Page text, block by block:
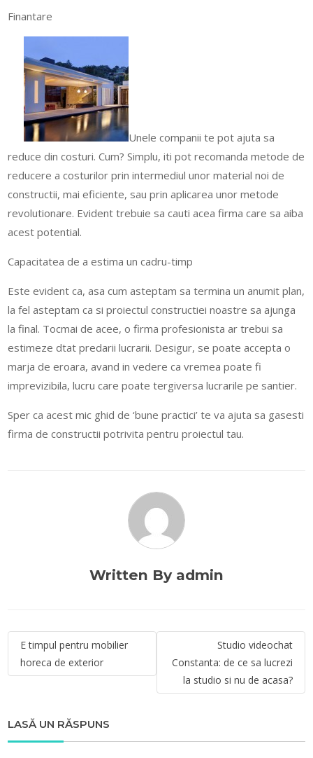
Finantare
Unele companii te pot ajuta sa
reduce din costuri. Cum? Simplu, iti pot recomanda metode de
reducere a costurilor prin intermediul unor material noi de
constructii, mai eficiente, sau prin aplicarea unor metode
revolutionare. Evident trebuie sa cauti acea firma care sa aiba
acest potential.
Capacitatea de a estima un cadru-timp
Este evident ca, asa cum asteptam sa termina un anumit plan,
la fel asteptam ca si proiectul constructiei noastre sa ajunga
la final. Tocmai de acee, o firma profesionista ar trebui sa
estimeze dtat predarii lucrarii. Desigur, se poate accepta o
marja de eroara, avand in vedere ca vremea poate fi
imprevizibila, lucru care poate tergiversa lucrarile pe santier.
Sper ca acest mic ghid de ‘bune practici’ te va ajuta sa gasesti
firma de constructii potrivita pentru proiectul tau.
Written By admin
Navigare
în
articole
E timpul pentru mobilier
horeca de exterior
Studio videochat
Constanta: de ce sa lucrezi
la studio si nu de acasa?
LASĂ UN RĂSPUNS